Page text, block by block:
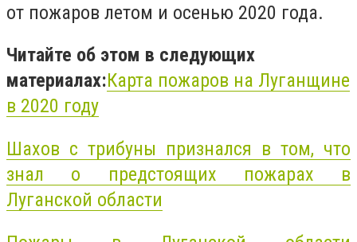
от пожаров летом и осенью 2020 года.
Читайте об этом в следующих
материалах:Карта пожаров на Луганщине
в 2020 году
Шахов с трибуны признался в том, что
знал о предстоящих пожарах в
Луганской области